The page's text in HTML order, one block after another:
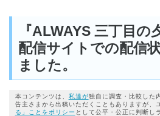
『ALWAYS 三丁目の
配信サイトでの配信
ました。
本コンテンツは、 私達が独自に調査・比較した
告主さまから出稿いただくこともありますが、
る」ことをポリシー として公平・公正に判断し